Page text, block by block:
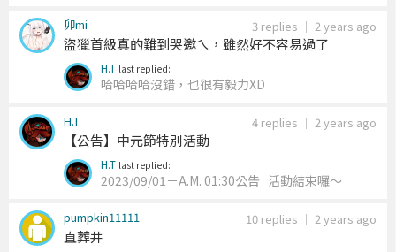
途中，把他殺掉的話 以後就沒有機會再靠他找到如
此大量的秘寶了 於是第二關史派羅在駛船離開
時，也才和你說「不要殺雞取卵」～
卯mi 3 replies ｜ 2 years ago
盜獵首級真的難到哭邀ㄟ，雖然好不容易過了
H.T last replied:
哈哈哈哈沒錯，也很有毅力XD
H.T 4 replies ｜ 2 years ago
【公告】中元節特別活動
H.T last replied:
2023/09/01－A.M. 01:30公告 活動結束囉～
pumpkin11111 10 replies ｜ 2 years ago
直葬井